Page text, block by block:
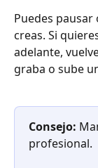
Puedes
creas. Si
adelante,
graba o sube
Consejo:
profesional.